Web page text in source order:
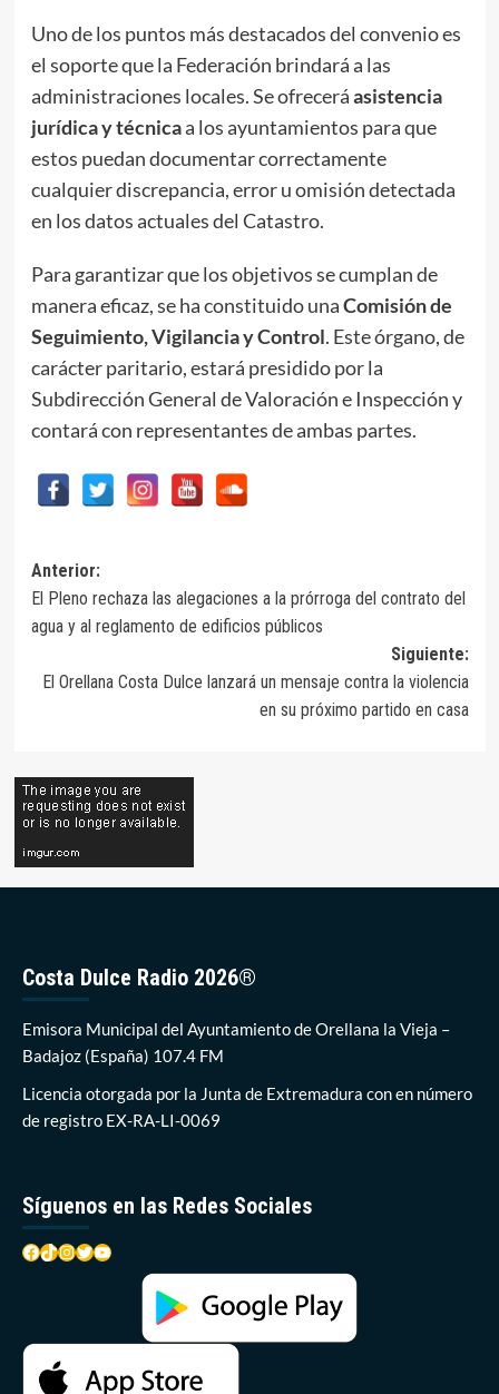
Uno de los puntos más destacados del convenio es
el soporte que la Federación brindará a las
administraciones locales. Se ofreceráasistencia
jurídica y técnicaa los ayuntamientos para que
estos puedan documentar correctamente
cualquier discrepancia, error u omisión detectada
en los datos actuales del Catastro.
Para garantizar que los objetivos se cumplan de
manera eficaz, se ha constituido unaComisión de
Seguimiento, Vigilancia y Control. Este órgano, de
carácter paritario, estará presidido por la
Subdirección General de Valoración e Inspección y
contará con representantes de ambas partes.
Navegación
de
entradas
Anterior:
El Pleno rechaza las alegaciones a la prórroga del contrato del
agua y al reglamento de edificios públicos
Siguiente:
El Orellana Costa Dulce lanzará un mensaje contra la violencia
en su próximo partido en casa
Costa Dulce Radio 2026®
Emisora Municipal del Ayuntamiento de Orellana la Vieja –
Badajoz (España) 107.4 FM
Licencia otorgada por la Junta de Extremadura con en número
de registro EX-RA-LI-0069
Síguenos en las Redes Sociales
Facebook
TikTok
Instagram
Twitter
YouTube